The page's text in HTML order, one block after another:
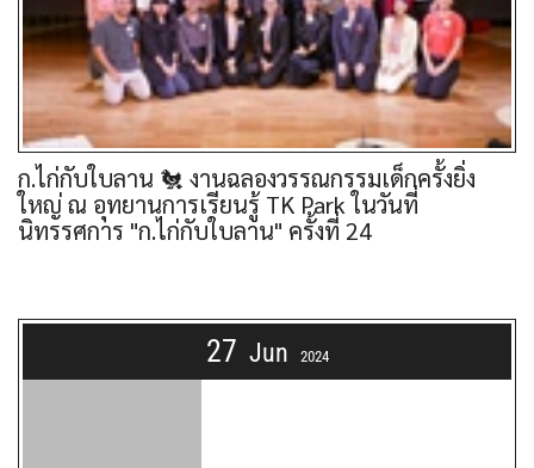
ก.ไก่กับใบลาน 🐔 งานฉลองวรรณกรรมเด็กครั้งยิ่ง
ใหญ่ ณ อุทยานการเรียนรู้ TK Park ในวันที่
นิทรรศการ "ก.ไก่กับใบลาน" ครั้งที่ 24
27 Jun 2024